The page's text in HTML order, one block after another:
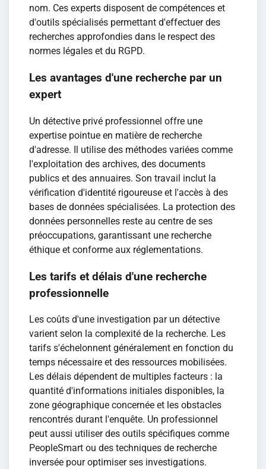
nom. Ces experts disposent de compétences et
d'outils spécialisés permettant d'effectuer des
recherches approfondies dans le respect des
normes légales et du RGPD.
Les avantages d'une recherche par un
expert
Un détective privé professionnel offre une
expertise pointue en matière de recherche
d'adresse. Il utilise des méthodes variées comme
l'exploitation des archives, des documents
publics et des annuaires. Son travail inclut la
vérification d'identité rigoureuse et l'accès à des
bases de données spécialisées. La protection des
données personnelles reste au centre de ses
préoccupations, garantissant une recherche
éthique et conforme aux réglementations.
Les tarifs et délais d'une recherche
professionnelle
Les coûts d'une investigation par un détective
varient selon la complexité de la recherche. Les
tarifs s'échelonnent généralement en fonction du
temps nécessaire et des ressources mobilisées.
Les délais dépendent de multiples facteurs : la
quantité d'informations initiales disponibles, la
zone géographique concernée et les obstacles
rencontrés durant l'enquête. Un professionnel
peut aussi utiliser des outils spécifiques comme
PeopleSmart ou des techniques de recherche
inversée pour optimiser ses investigations.